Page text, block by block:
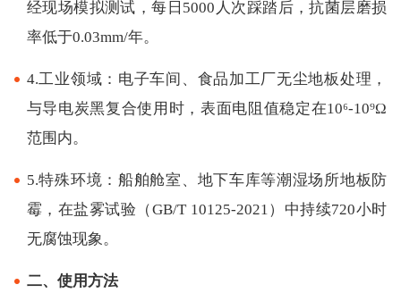
经现场模拟测试，每日5000人次踩踏后，抗菌层磨损
率低于0.03mm/年。
4.工业领域：电子车间、食品加工厂无尘地板处理，
与导电炭黑复合使用时，表面电阻值稳定在10⁶-10⁹Ω
范围内。
5.特殊环境：船舶舱室、地下车库等潮湿场所地板防
霉，在盐雾试验（GB/T 10125-2021）中持续720小时
无腐蚀现象。
二、使用方法